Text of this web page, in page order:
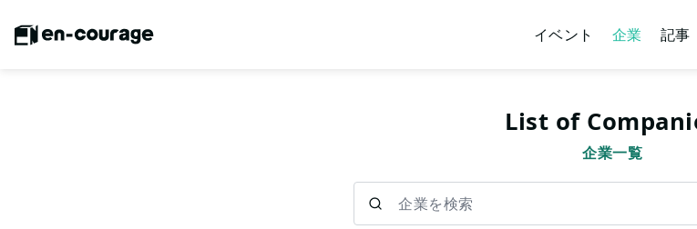
イベント 企業 記事
List of
企業一覧